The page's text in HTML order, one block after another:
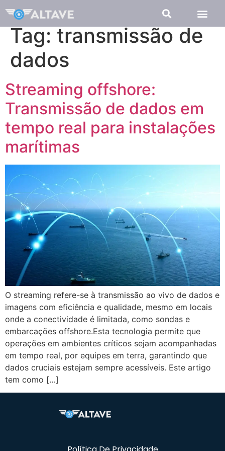
Tag: transmissão de
dados
Streaming offshore:
Transmissão de dados em
tempo real para instalações
marítimas
O streaming refere-se à transmissão ao vivo de dados e
imagens com eficiência e qualidade, mesmo em locais
onde a conectividade é limitada, como sondas e
embarcações offshore.Esta tecnologia permite que
operações em ambientes críticos sejam acompanhadas
em tempo real, por equipes em terra, garantindo que
dados cruciais estejam sempre acessíveis. Este artigo
tem como […]